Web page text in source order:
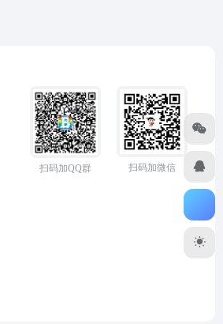
扫码加QQ群 扫码加微信